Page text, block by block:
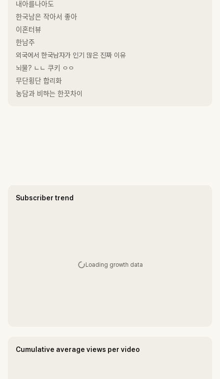
내아를나아도
한국남은 작아서 좋아
이혼터뷰
한남주
외국에서 한국남자가 인기 많은 진짜 이유
뇌물? ㄴㄴ 쿠키 ㅇㅇ
무단횡단 합리화
농담과 비하는 한끗차이
Subscriber trend
Loading growth data
Cumulative average views per video